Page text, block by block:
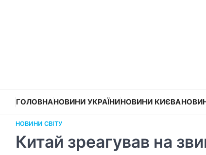
ГОЛОВНАНОВИНИ УКРАЇНИНОВИНИ КИЄВА
НОВИНИ СВІТУ
Китай зреагував на